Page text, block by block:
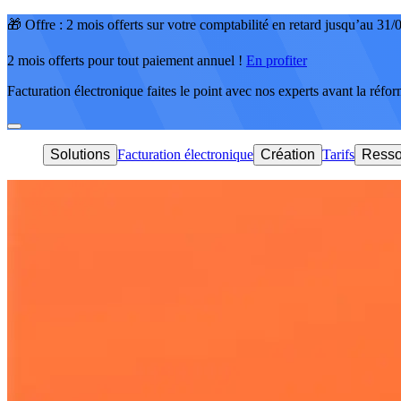
🎁 Offre : 2 mois offerts sur votre comptabilité en retard jusqu’au 31/
2 mois offerts pour tout paiement annuel ! En profiter
Facturation électronique faites le point avec nos experts avant la
Solutions Facturation électronique Création Tarifs